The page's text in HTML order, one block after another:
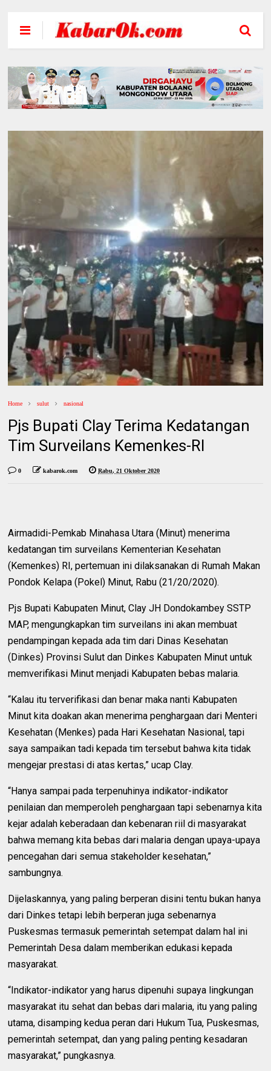
Home sulut nasional
Pjs Bupati Clay Terima Kedatangan
Tim Surveilans Kemenkes-RI
0 kabarok.com Rabu, 21 Oktober 2020
Airmadidi-Pemkab Minahasa Utara (Minut) menerima
kedatangan tim surveilans Kementerian Kesehatan
(Kemenkes) RI, pertemuan ini dilaksanakan di Rumah Makan
Pondok Kelapa (Pokel) Minut, Rabu (21/20/2020).
Pjs Bupati Kabupaten Minut, Clay JH Dondokambey SSTP
MAP, mengungkapkan tim surveilans ini akan membuat
pendampingan kepada ada tim dari Dinas Kesehatan
(Dinkes) Provinsi Sulut dan Dinkes Kabupaten Minut untuk
memverifikasi Minut menjadi Kabupaten bebas malaria.
“Kalau itu terverifikasi dan benar maka nanti Kabupaten
Minut kita doakan akan menerima penghargaan dari Menteri
Kesehatan (Menkes) pada Hari Kesehatan Nasional, tapi
saya sampaikan tadi kepada tim tersebut bahwa kita tidak
mengejar prestasi di atas kertas,” ucap Clay.
“Hanya sampai pada terpenuhinya indikator-indikator
penilaian dan memperoleh penghargaan tapi sebenarnya kita
kejar adalah keberadaan dan kebenaran riil di masyarakat
bahwa memang kita bebas dari malaria dengan upaya-upaya
pencegahan dari semua stakeholder kesehatan,”
sambungnya.
Dijelaskannya, yang paling berperan disini tentu bukan hanya
dari Dinkes tetapi lebih berperan juga sebenarnya
Puskesmas termasuk pemerintah setempat dalam hal ini
Pemerintah Desa dalam memberikan edukasi kepada
masyarakat.
“Indikator-indikator yang harus dipenuhi supaya lingkungan
masyarakat itu sehat dan bebas dari malaria, itu yang paling
utama, disamping kedua peran dari Hukum Tua, Puskesmas,
pemerintah setempat, dan yang paling penting kesadaran
masyarakat,” pungkasnya.